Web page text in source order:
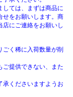
ては、まずは商品に
せをお願いします。商
にご連絡をお願いし
く稀に入荷数量が削
ご提供できない、また
承くださいますようお